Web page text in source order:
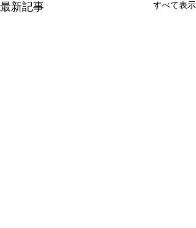
最新記事 すべて表示